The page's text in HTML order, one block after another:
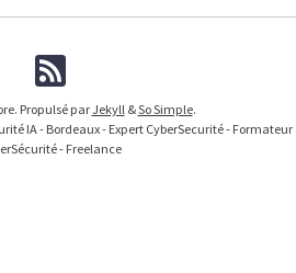
Propulsé parJekyll &So Simple.
IA - Bordeaux - Expert CyberSecurité - Formateur
- Freelance